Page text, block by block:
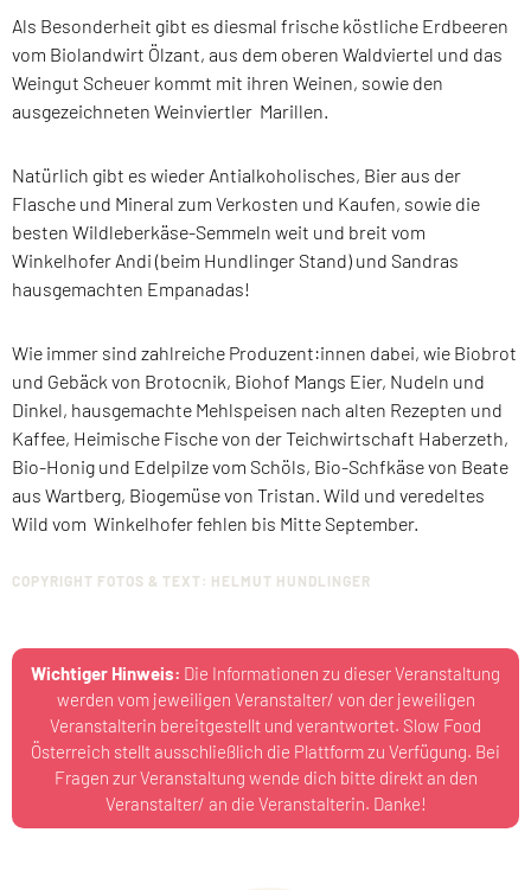
Als Besonderheit gibt es diesmal frische köstliche Erdbeeren
vom Biolandwirt Ölzant, aus dem oberen Waldviertel und das
Weingut Scheuer kommt mit ihren Weinen, sowie den
ausgezeichneten Weinviertler Marillen.
Natürlich gibt es wieder Antialkoholisches, Bier aus der
Flasche und Mineral zum Verkosten und Kaufen, sowie die
besten Wildleberkäse-Semmeln weit und breit vom
Winkelhofer Andi (beim Hundlinger Stand) und Sandras
hausgemachten Empanadas!
Wie immer sind zahlreiche Produzent:innen dabei, wie Biobrot
und Gebäck von Brotocnik, Biohof Mangs Eier, Nudeln und
Dinkel, hausgemachte Mehlspeisen nach alten Rezepten und
Kaffee, Heimische Fische von der Teichwirtschaft Haberzeth,
Bio-Honig und Edelpilze vom Schöls, Bio-Schfkäse von Beate
aus Wartberg, Biogemüse von Tristan. Wild und veredeltes
Wild vom Winkelhofer fehlen bis Mitte September.
COPYRIGHT FOTOS & TEXT: HELMUT HUNDLINGER
Wichtiger Hinweis: Die Informationen zu dieser Veranstaltung
werden vom jeweiligen Veranstalter/ von der jeweiligen
Veranstalterin bereitgestellt und verantwortet. Slow Food
Österreich stellt ausschließlich die Plattform zu Verfügung. Bei
Fragen zur Veranstaltung wende dich bitte direkt an den
Veranstalter/ an die Veranstalterin. Danke!